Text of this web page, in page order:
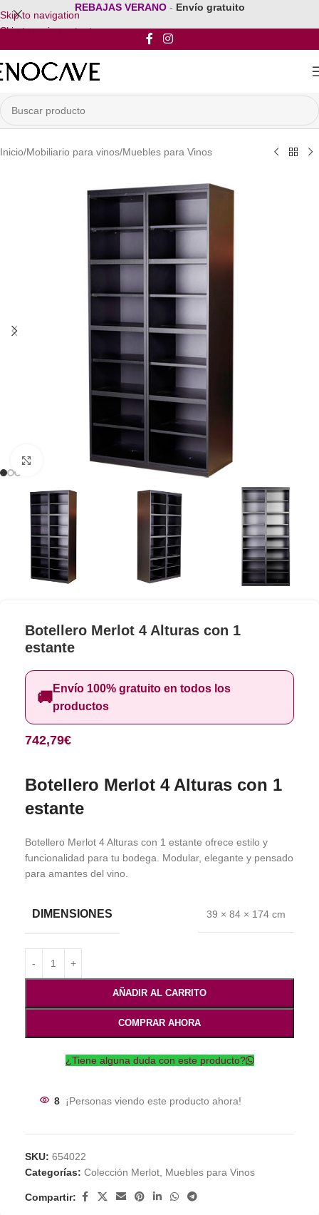
Skip to navigation
Skip to main content
REBAJAS VERANO - Envío gratuito
Inicio/Mobiliario para vinos/Muebles para Vinos
Clic para ampliar
Botellero Merlot 4 Alturas con 1
estante
🚚Envío 100% gratuito en todos los
productos
742,79€
Botellero Merlot 4 Alturas con 1
estante
Botellero Merlot 4 Alturas con 1 estante ofrece estilo y
funcionalidad para tu bodega. Modular, elegante y pensado
para amantes del vino.
DIMENSIONES 39 × 84 × 174 cm
AÑADIR AL CARRITO
COMPRAR AHORA
¿Tiene alguna duda con este producto?
8 ¡Personas viendo este producto ahora!
SKU: 654022
Categorías: Colección Merlot Muebles para Vinos
Compartir: